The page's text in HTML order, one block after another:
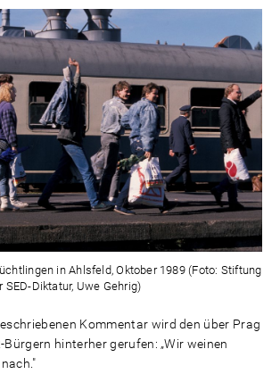
in Ahlsfeld, Oktober 1989 (Foto: Stiftung
SED-Diktatur, Uwe Gehrig)
Kommentar wird den über Prag
Bürgern hinterher gerufen: „Wir weinen